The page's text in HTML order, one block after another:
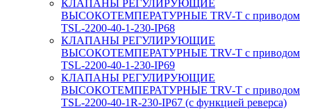
КЛАПАНЫ РЕГУЛИРУЮЩИЕ
ВЫСОКОТЕМПЕРАТУРНЫЕ TRV-T с приводом
TSL-2200-40-1-230-IP68
КЛАПАНЫ РЕГУЛИРУЮЩИЕ
ВЫСОКОТЕМПЕРАТУРНЫЕ TRV-T с приводом
TSL-2200-40-1-230-IP69
КЛАПАНЫ РЕГУЛИРУЮЩИЕ
ВЫСОКОТЕМПЕРАТУРНЫЕ TRV-T с приводом
TSL-2200-40-1R-230-IP67 (с функцией реверса)